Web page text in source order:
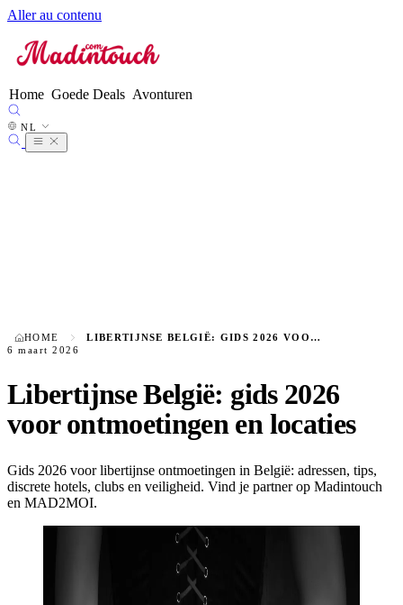
Aller au contenu
Home Goede Deals Avonturen
NL
EN
ES
IT
PT
HOME
LIBERTIJNSE BELGIË: GIDS 2026 VOOR ONTMOETINGEN EN LOCATIES
6 maart 2026
Libertijnse België: gids 2026
voor ontmoetingen en locaties
Gids 2026 voor libertijnse ontmoetingen in België: adressen, tips,
discrete hotels, clubs en veiligheid. Vind je partner op Madintouch
en MAD2MOI.